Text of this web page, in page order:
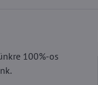
100%-os